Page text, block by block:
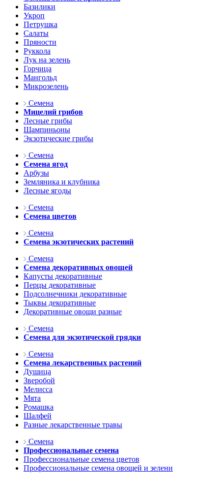
Базилики
Укроп
Петрушка
Салаты
Пряности
Руккола
Лук на зелень
Горчица
Мангольд
Микрозелень
Семена
Мицелий грибов
Лесные грибы
Шампиньоны
Экзотические грибы
Семена
Семена ягод
Арбузы
Земляника и клубника
Лесные ягоды
Семена
Семена цветов
Семена
Семена экзотических растений
Семена
Семена декоративных овощей
Капусты декоративные
Перцы декоративные
Подсолнечники декоративные
Тыквы декоративные
Декоративные овощи разные
Семена
Семена для экзотической грядки
Семена
Семена лекарственных растений
Душица
Зверобой
Мелисса
Мята
Ромашка
Шалфей
Разные лекарственные травы
Семена
Профессиональные семена
Профессиональные семена цветов
Профессиональные семена овощей и зелени